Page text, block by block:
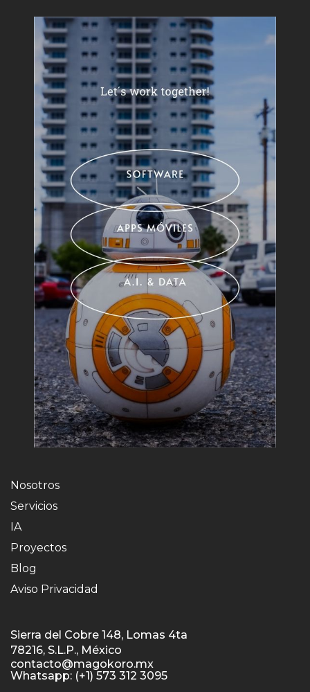
Nosotros
Servicios
IA
Proyectos
Blog
Aviso Privacidad
Sierra del Cobre 148, Lomas 4ta
78216, S.L.P., México
contacto@magokoro.mx
Whatsapp: (+1) 573 312 3095